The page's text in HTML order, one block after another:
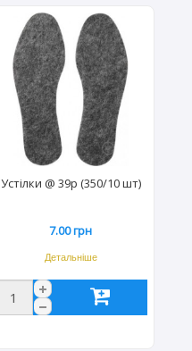
Устілки @ 39р (350/10 шт)
7.00 грн
Детальніше